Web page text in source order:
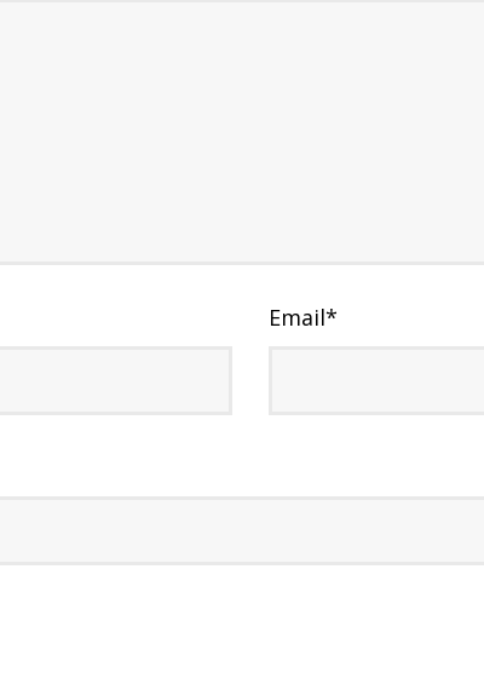
Email*